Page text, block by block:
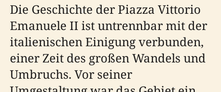
Die Geschichte der Piazza Vittorio
Emanuele II ist untrennbar mit der
italienischen Einigung verbunden,
einer Zeit des großen Wandels und
Umbruchs. Vor seiner